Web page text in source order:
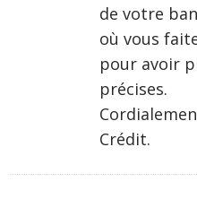
de votre
où vous
pour avoir
précises.
Crédit.